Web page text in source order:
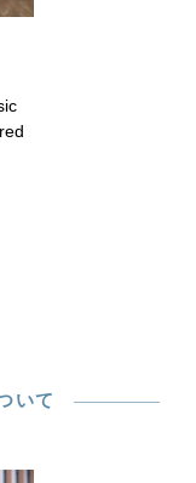
いて